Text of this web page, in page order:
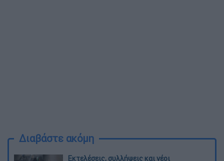
Διαβάστε ακόμη
Εκτελέσεις, συλλήψεις και νέοι